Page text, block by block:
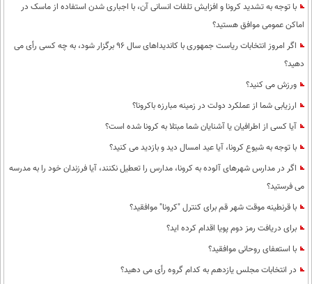
با توجه به تشدید کرونا و افزایش تلفات انسانی آن، با اجباری شدن استفاده از ماسک در
اماکن عمومی موافق هستید؟
اگر امروز انتخابات ریاست جمهوری با کاندیداهای سال 96 برگزار شود، به چه کسی رأی می
دهید؟
ورزش می کنید؟
ارزیابی شما از عملکرد دولت در زمینه مبارزه باکرونا؟
آیا کسی از اطرافیان یا آشنایان شما مبتلا به کرونا شده است؟
با توجه به شیوع کرونا، آیا عید امسال دید و بازدید می کنید؟
اگر در مدارس شهرهای آلوده به کرونا، مدارس را تعطیل نکنند، آیا فرزندان خود را به مدرسه
می فرستید؟
با قرنطینه موقت شهر قم برای کنترل "کرونا" موافقید؟
برای دریافت رمز دوم پویا اقدام کرده اید؟
با استعفای روحانی موافقید؟
در انتخابات مجلس یازدهم به کدام گروه رأی می دهید؟